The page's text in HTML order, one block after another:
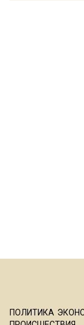
ПОЛИТИКА